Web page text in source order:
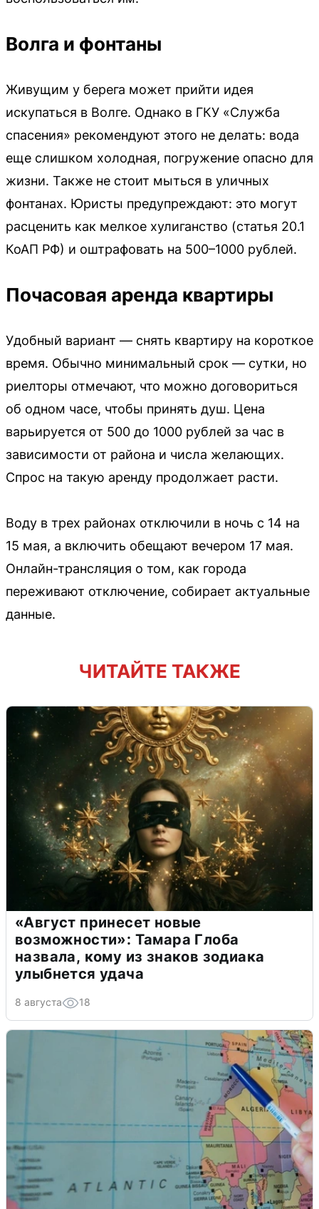
Волга и фонтаны
Живущим у берега может прийти идея
искупаться в Волге. Однако в ГКУ «Служба
спасения» рекомендуют этого не делать: вода
еще слишком холодная, погружение опасно для
жизни. Также не стоит мыться в уличных
фонтанах. Юристы предупреждают: это могут
расценить как мелкое хулиганство (статья 20.1
КоАП РФ) и оштрафовать на 500–1000 рублей.
Почасовая аренда квартиры
Удобный вариант — снять квартиру на короткое
время. Обычно минимальный срок — сутки, но
риелторы отмечают, что можно договориться
об одном часе, чтобы принять душ. Цена
варьируется от 500 до 1000 рублей за час в
зависимости от района и числа желающих.
Спрос на такую аренду продолжает расти.
Воду в трех районах отключили в ночь с 14 на
15 мая, а включить обещают вечером 17 мая.
Онлайн-трансляция о том, как города
переживают отключение, собирает актуальные
данные.
ЧИТАЙТЕ ТАКЖЕ
«Август принесет новые
возможности»: Тамара Глоба
назвала, кому из знаков зодиака
улыбнется удача
8 августа 18